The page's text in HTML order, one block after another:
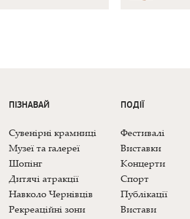
ПІЗНАВАЙ
Сувенірні крамниці
Музеї та галереї
Шопінг
Дитячі атракції
Навколо Чернівців
Рекреаційні зони
ПОДІЇ
Фестивалі
Виставки
Концерти
Спорт
Публікації
Вистави